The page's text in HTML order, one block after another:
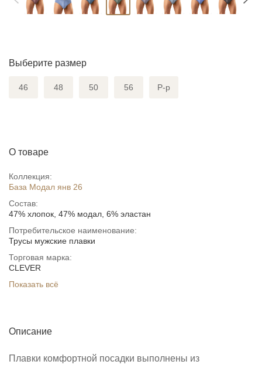
Выберите размер
46 48 50 56 Р-р
О товаре
Коллекция:
База Модал янв 26
Состав:
47% хлопок, 47% модал, 6% эластан
Потребительское наименование:
Трусы мужские плавки
Торговая марка:
CLEVER
Показать всё
Описание
Плавки комфортной посадки выполнены из